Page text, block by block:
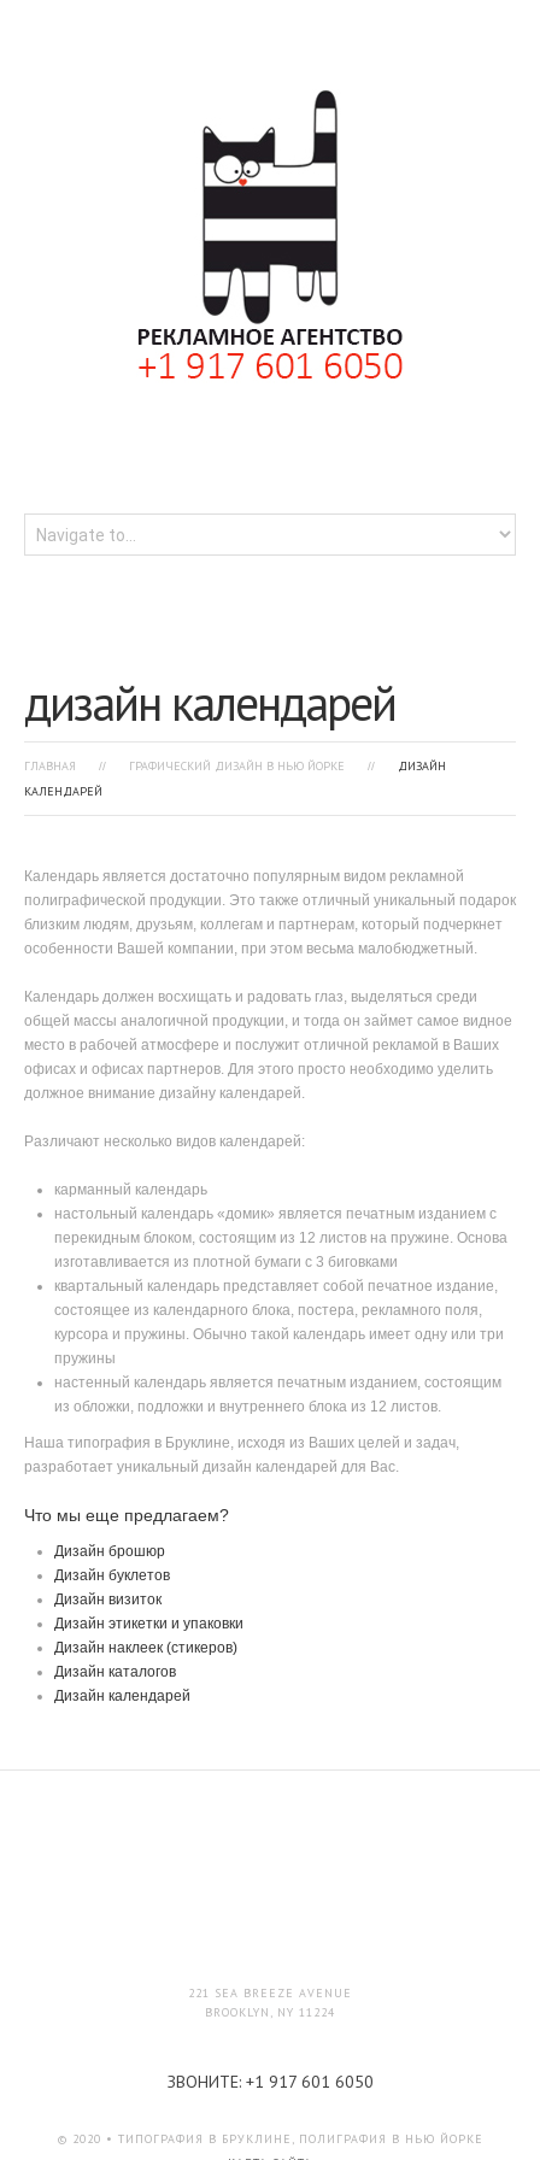
дизайн календарей
ГЛАВНАЯ ГРАФИЧЕСКИЙ ДИЗАЙН В НЬЮ ЙОРКЕ
ДИЗАЙН
КАЛЕНДАРЕЙ
Календарь является достаточно популярным видом рекламной
полиграфической продукции. Это также отличный уникальный подарок
близким людям, друзьям, коллегам и партнерам, который подчеркнет
особенности Вашей компании, при этом весьма малобюджетный.
Календарь должен восхищать и радовать глаз, выделяться среди
общей массы аналогичной продукции, и тогда он займет самое видное
место в рабочей атмосфере и послужит отличной рекламой в Ваших
офисах и офисах партнеров. Для этого просто необходимо уделить
должное внимание дизайну календарей.
Различают несколько видов календарей:
карманный календарь
настольный календарь «домик» является печатным изданием с
перекидным блоком, состоящим из 12 листов на пружине. Основа
изготавливается из плотной бумаги с 3 биговками
квартальный календарь представляет собой печатное издание,
состоящее из календарного блока, постера, рекламного поля,
курсора и пружины. Обычно такой календарь имеет одну или три
пружины
настенный календарь является печатным изданием, состоящим
из обложки, подложки и внутреннего блока из 12 листов.
Наша типография в Бруклине, исходя из Ваших целей и задач,
разработает уникальный дизайн календарей для Вас.
Что мы еще предлагаем?
Дизайн брошюр
Дизайн буклетов
Дизайн визиток
Дизайн этикетки и упаковки
Дизайн наклеек (стикеров)
Дизайн каталогов
Дизайн календарей
221 SEA BREEZE AVENUE
BROOKLYN, NY 11224
ЗВОНИТЕ: +1 917 601 6050
© 2020 • ТИПОГРАФИЯ В БРУКЛИНЕ, ПОЛИГРАФИЯ В НЬЮ ЙОРКЕ